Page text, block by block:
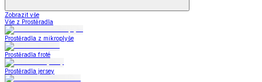
Zobrazit vše
Vše z Prostěradla
Prostěradla z mikroplyše
Prostěradla froté
Prostěradla jersey